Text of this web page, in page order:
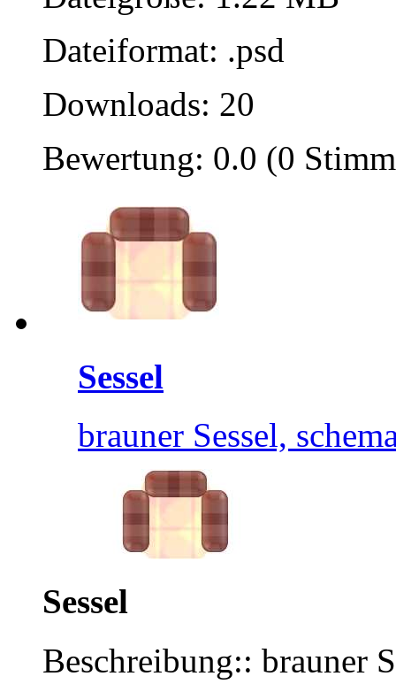
Dateiformat: .psd
Downloads: 20
Bewertung: 0.0 (0
Sessel
brauner Sessel,
Sessel
Beschreibung:: brauner